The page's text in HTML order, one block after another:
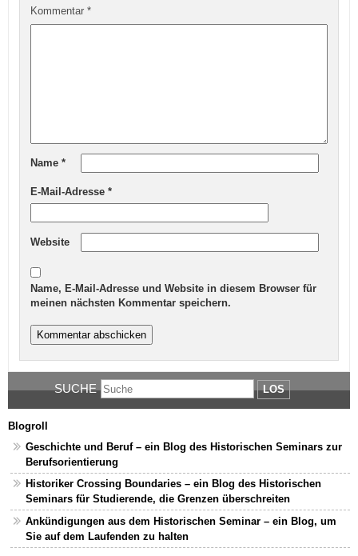
Kommentar *
Name *
E-Mail-Adresse *
Website
Name, E-Mail-Adresse und Website in diesem Browser für
meinen nächsten Kommentar speichern.
SUCHE LOS
Blogroll
Geschichte und Beruf – ein Blog des Historischen Seminars zur
Berufsorientierung
Historiker Crossing Boundaries – ein Blog des Historischen
Seminars für Studierende, die Grenzen überschreiten
Ankündigungen aus dem Historischen Seminar – ein Blog, um
Sie auf dem Laufenden zu halten